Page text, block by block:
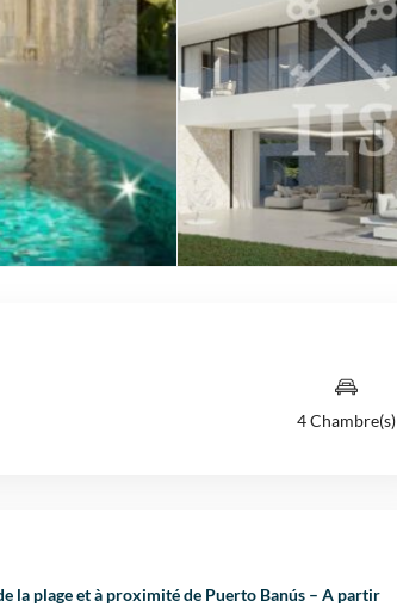
4 Chambre(s)
la plage et à proximité de Puerto Banús – A partir